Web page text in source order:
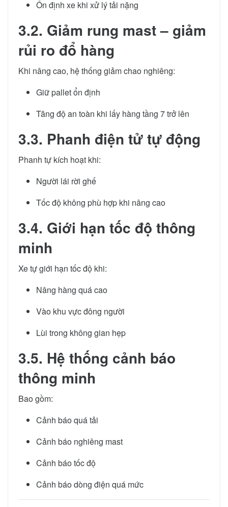
Ổn định xe khi xử lý tải nặng
3.2. Giảm rung mast – giảm
rủi ro đổ hàng
Khi nâng cao, hệ thống giảm chao nghiêng:
Giữ pallet ổn định
Tăng độ an toàn khi lấy hàng tầng 7 trở lên
3.3. Phanh điện tử tự động
Phanh tự kích hoạt khi:
Người lái rời ghế
Tốc độ không phù hợp khi nâng cao
3.4. Giới hạn tốc độ thông
minh
Xe tự giới hạn tốc độ khi:
Nâng hàng quá cao
Vào khu vực đông người
Lùi trong không gian hẹp
3.5. Hệ thống cảnh báo
thông minh
Bao gồm:
Cảnh báo quá tải
Cảnh báo nghiêng mast
Cảnh báo tốc độ
Cảnh báo dòng điện quá mức